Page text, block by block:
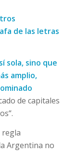
de las letras
sola, sino que
amplio,
de capitales
regla
Argentina no